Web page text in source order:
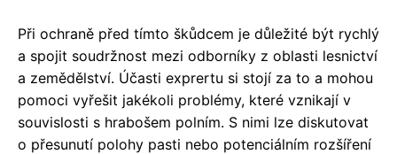
Při ochraně před tímto škůdcem je důležité být rychlý
a spojit soudržnost mezi odborníky z oblasti lesnictví
a zemědělství. Účasti exprertu si stojí za to a mohou
pomoci vyřešit jakékoli problémy, které vznikají v
souvislosti s hrabošem polním. S nimi lze diskutovat
o přesunutí polohy pasti nebo potenciálním rozšíření